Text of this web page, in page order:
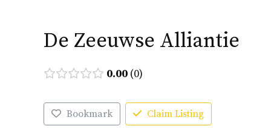
De Zeeuwse Alliantie
0.00 0
Bookmark Claim Listing